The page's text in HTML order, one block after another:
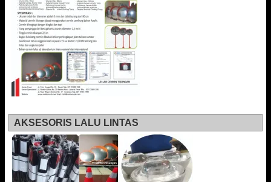
AKSESORIS LALU LINTAS